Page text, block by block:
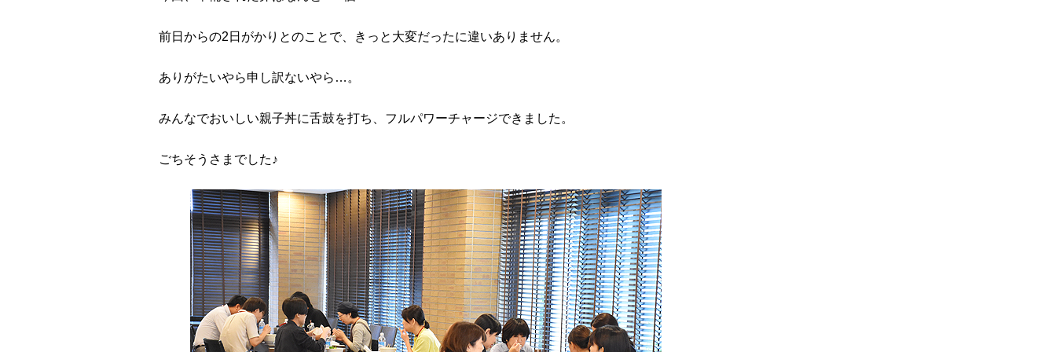
前日からの2日がかりとのことで、きっと大変だったに違いありません。
ありがたいやら申し訳ないやら…。
みんなでおいしい親子丼に舌鼓を打ち、フルパワーチャージできました。
ごちそうさまでした♪